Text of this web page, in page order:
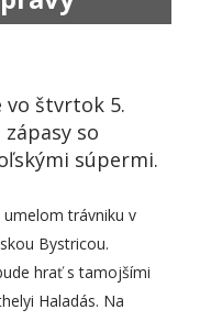
štvrtok 5.
so
súpermi.
trávniku v
Bystricou.
hrať s tamojšími
Haladás. Na